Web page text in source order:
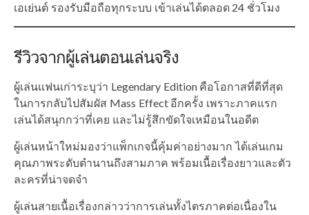
เอเย่นต์ รองรับมือถือทุกระบบ เข้าเล่นได้ตลอด 24 ชั่วโมง
รีวิวจากผู้เล่นตอนเล่นจริง
ผู้เล่นแฟนเก่าระบุว่า Legendary Edition คือโอกาสที่ดีที่สุด
ในการกลับไปสัมผัส Mass Effect อีกครั้ง เพราะภาคแรก
เล่นได้สนุกกว่าที่เคย และไม่รู้สึกขัดใจเหมือนในอดีต
ผู้เล่นหน้าใหม่มองว่าแพ็กเกจนี้คุ้มค่าอย่างมาก ได้เล่นเกม
คุณภาพระดับตำนานถึงสามภาค พร้อมเนื้อเรื่องยาวและตัว
ละครที่น่าจดจำ
ผู้เล่นสายเนื้อเรื่องกล่าวว่าการเล่นทั้งไตรภาคต่อเนื่องใน